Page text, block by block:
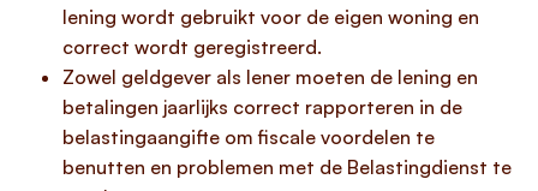
lening wordt gebruikt voor de eigen woning en
correct wordt geregistreerd.
Zowel geldgever als lener moeten de lening en
betalingen jaarlijks correct rapporteren in de
belastingaangifte om fiscale voordelen te
benutten en problemen met de Belastingdienst te